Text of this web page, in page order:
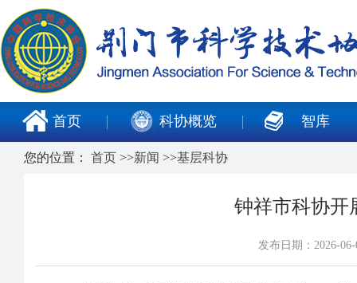
首页 科协概览 智库
您的位置： 首页 >>新闻 >>基层科协
钟祥市科协开
发布日期：2026-